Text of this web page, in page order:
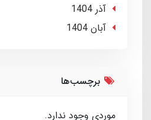
آذر 1404
آبان 1404
برچسب‌ها
موردی وجود ندارد.